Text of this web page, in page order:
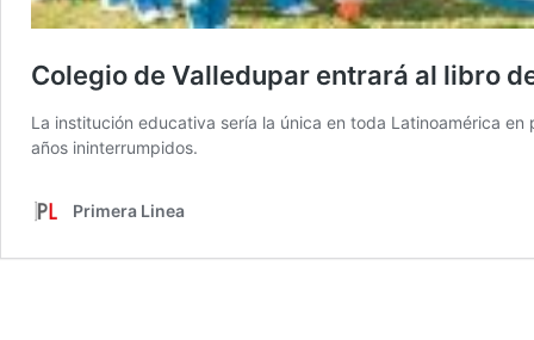
Colegio de Valledupar entrará al libro
La institución educativa sería la única en toda Latinoamérica
años ininterrumpidos.
Primera Linea